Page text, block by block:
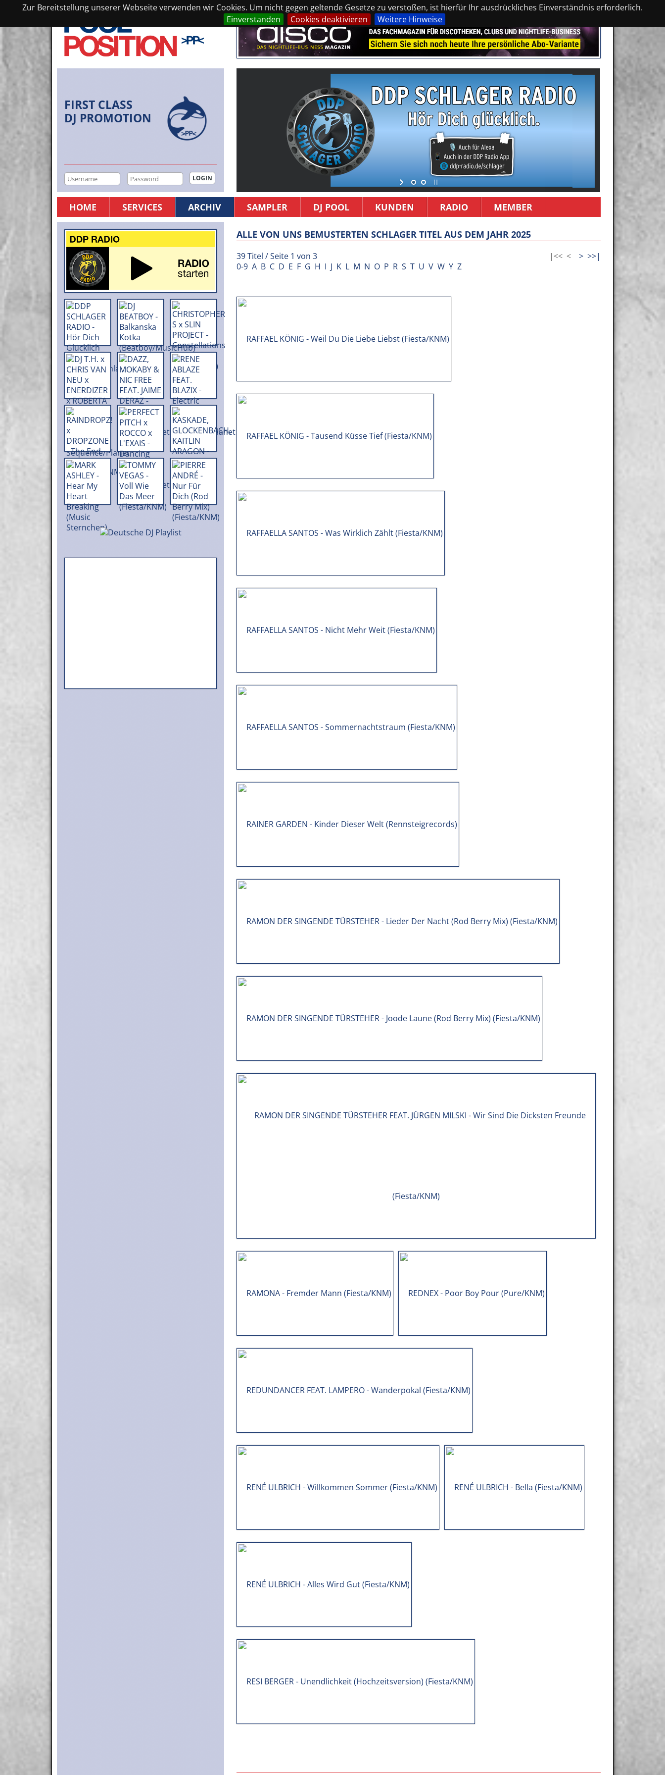
Zur Bereitstellung unserer Webseite verwenden wir Cookies. Um nicht gegen geltende Gesetze zu verstoßen, ist hierfür Ihr ausdrückliches Einverständnis erforderlich.
Einverstanden
Cookies deaktivieren Weitere Hinweise
FIRST CLASS
DJ PROMOTION
HOME SERVICES ARCHIV SAMPLER DJ POOL KUNDEN RADIO MEMBER
ALLE VON UNS BEMUSTERTEN SCHLAGER TITEL AUS DEM JAHR 2025
39 Titel / Seite 1 von 3 |<< < > >>|
0-9 A B C D E F G H I J K L M N O P R S T U V W Y Z